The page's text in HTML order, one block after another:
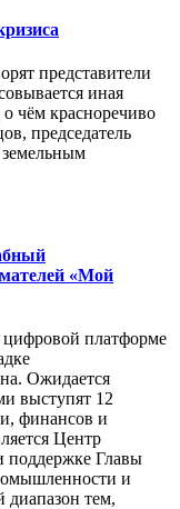
а
представители
иная
о чём красноречиво
председатель
«Мой
цифровой платформе
Ожидается
выступят 12
финансов и
Центр
поддержке Главы
и
тем,